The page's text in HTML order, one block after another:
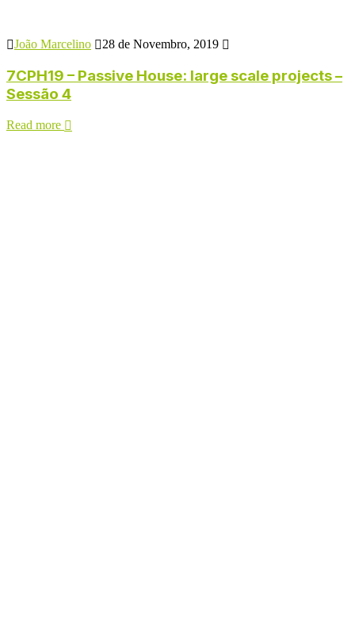
João Marcelino 28 de Novembro, 2019
7CPH19 – Passive House: large scale projects –
Sessão 4
Read more